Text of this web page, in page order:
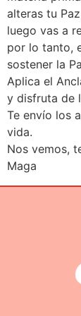
alteras tu
luego vas a
por lo tanto,
sostener la
Aplica el
y disfruta de
Te envío los
vida.
Nos vemos,
Maga